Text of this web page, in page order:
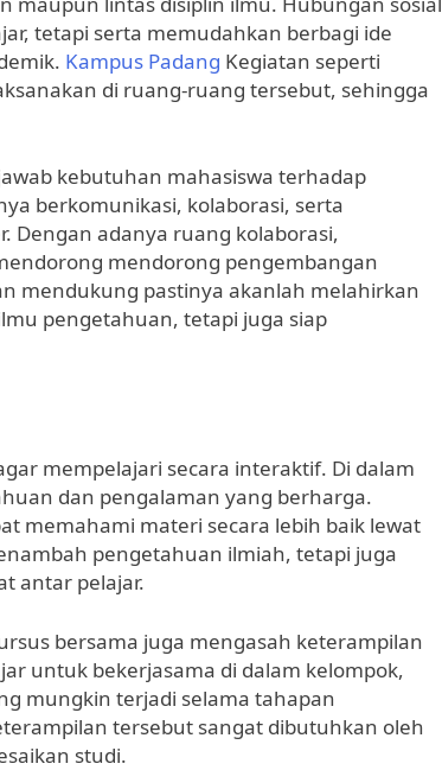
tetapi serta memudahkan berbagi ide
Kampus Padang Kegiatan seperti
di ruang-ruang tersebut, sehingga
kebutuhan mahasiswa terhadap
berkomunikasi, kolaborasi, serta
Dengan adanya ruang kolaborasi,
mendorong pengembangan
mendukung pastinya akanlah melahirkan
pengetahuan, tetapi juga siap
mempelajari secara interaktif. Di dalam
dan pengalaman yang berharga.
memahami materi secara lebih baik lewat
pengetahuan ilmiah, tetapi juga
antar pelajar.
bersama juga mengasah keterampilan
untuk bekerjasama di dalam kelompok,
mungkin terjadi selama tahapan
tersebut sangat dibutuhkan oleh
studi.